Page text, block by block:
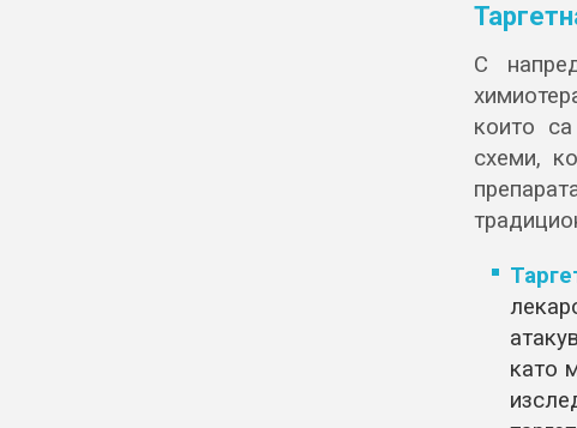
С
които
схеми,
като